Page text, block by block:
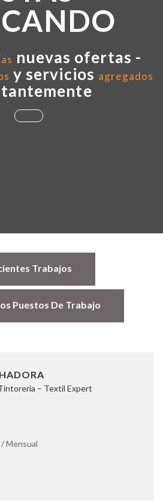
nuevas ofertas -
y servicios agregados
Trabajos
Puestos De Trabajo
– Textil Expert
Mensual